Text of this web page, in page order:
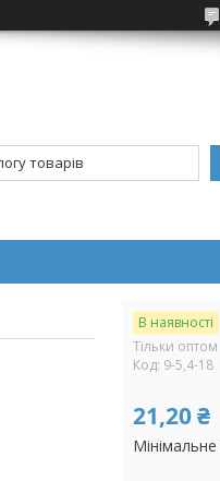
В наявності
Тільки оптом
Код: 9-5,4-18
21,20 ₴